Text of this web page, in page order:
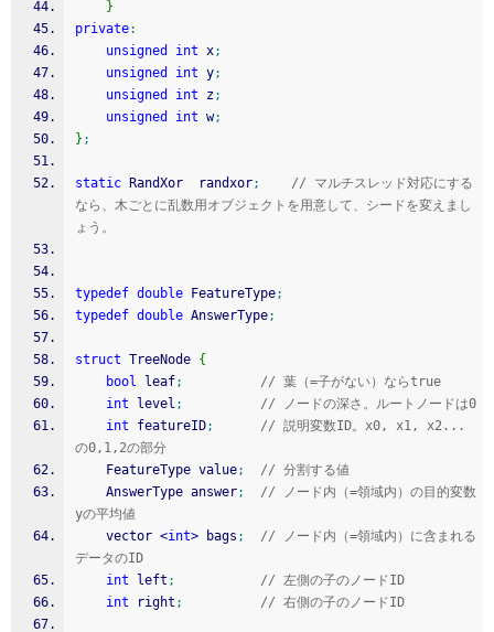
}
private:
unsigned
int x;
unsigned
int y;
unsigned
int z;
unsigned
int w;
} ;
static RandXor  randxor;
// マルチスレッド対応にする
なら、木ごとに乱数用オブジェクトを用意して、シードを変えまし
ょう。
typedef double FeatureType;
typedef double AnswerType;
struct TreeNode {
bool leaf;
// 葉（=子がない）ならtrue
int level ;
// ノードの深さ。ルートノードは0
int featureID;
// 説明変数ID。x0, x1, x2...
の0,1,2の部分
	FeatureType value
;
// 分割する値
	AnswerType answer
;
// ノード内（=領域内）の目的変数
yの平均値
	vector
<int> bags ;
// ノード内（=領域内）に含まれる
データのID
int left ;
// 左側の子のノードID
int right ; // 右側の子のノードID